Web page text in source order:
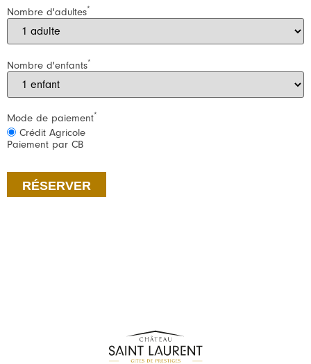
Nombre d'adultes*
Nombre d'enfants*
Mode de paiement*
Crédit Agricole
Paiement par CB
RÉSERVER